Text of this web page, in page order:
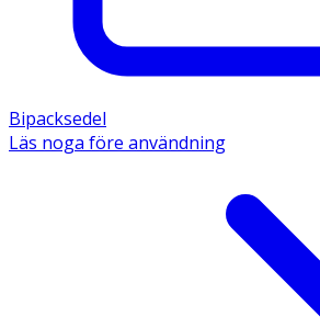
Bipacksedel
Läs noga före användning